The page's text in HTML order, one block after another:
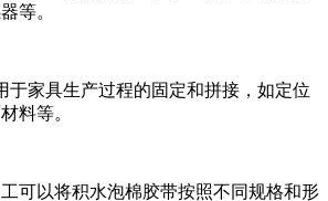
等。
于家具生产过程的固定和拼接，如定位
料等。
可以将积水泡棉胶带按照不同规格和形